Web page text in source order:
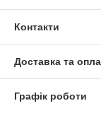
Контакти
Доставка та
Графік роботи